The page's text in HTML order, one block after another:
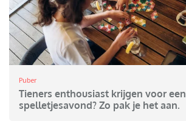
Puber
Tieners enthousiast krijgen voor een
spelletjesavond? Zo pak je het aan.